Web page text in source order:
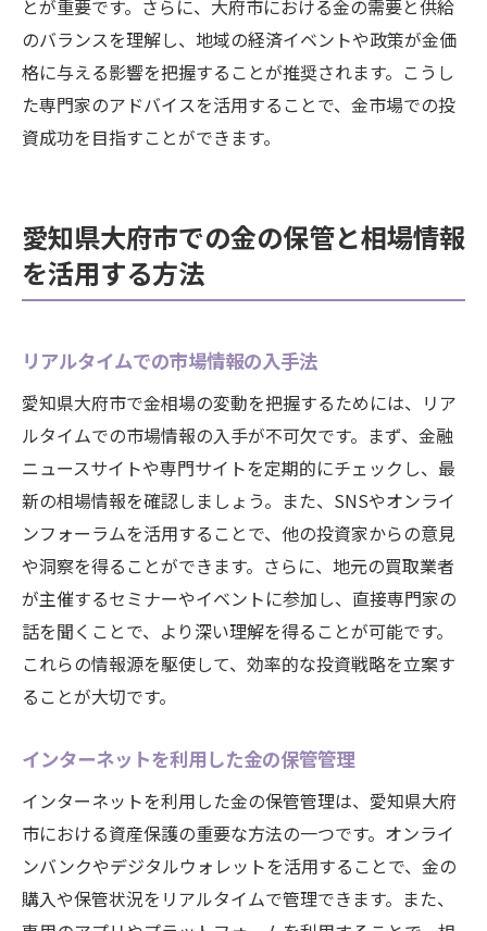
とが重要です。さらに、大府市における金の需要と供給
のバランスを理解し、地域の経済イベントや政策が金価
格に与える影響を把握することが推奨されます。こうし
た専門家のアドバイスを活用することで、金市場での投
資成功を目指すことができます。
愛知県大府市での金の保管と相場情報
を活用する方法
リアルタイムでの市場情報の入手法
愛知県大府市で金相場の変動を把握するためには、リア
ルタイムでの市場情報の入手が不可欠です。まず、金融
ニュースサイトや専門サイトを定期的にチェックし、最
新の相場情報を確認しましょう。また、SNSやオンライ
ンフォーラムを活用することで、他の投資家からの意見
や洞察を得ることができます。さらに、地元の買取業者
が主催するセミナーやイベントに参加し、直接専門家の
話を聞くことで、より深い理解を得ることが可能です。
これらの情報源を駆使して、効率的な投資戦略を立案す
ることが大切です。
インターネットを利用した金の保管管理
インターネットを利用した金の保管管理は、愛知県大府
市における資産保護の重要な方法の一つです。オンライ
ンバンクやデジタルウォレットを活用することで、金の
購入や保管状況をリアルタイムで管理できます。また、